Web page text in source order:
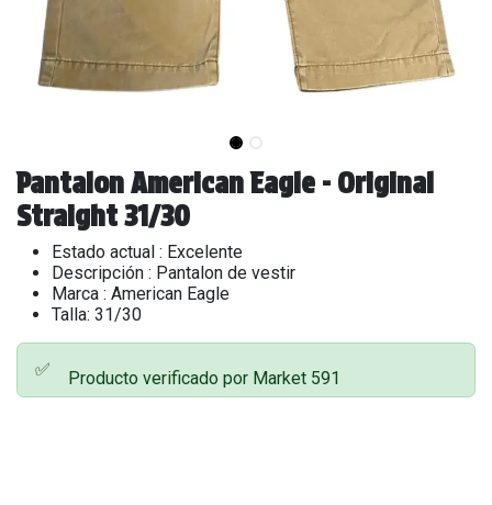
Pantalon American Eagle - Original
Straight 31/30
Estado actual : Excelente
Descripción : Pantalon de vestir
Marca : American Eagle
Talla: 31/30
✅ Producto verificado por Market 591